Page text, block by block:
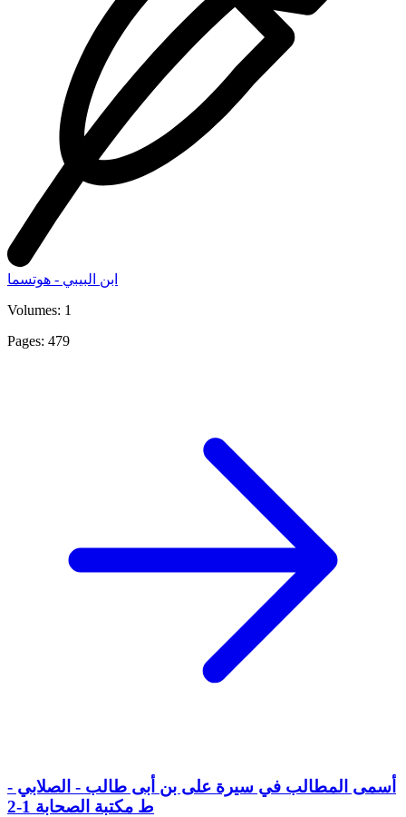
ابن البيبي - هوتسما
Volumes: 1
Pages: 479
أسمى المطالب في سيرة على بن أبى طالب - الصلابي -
ط مكتبة الصحابة 1-2